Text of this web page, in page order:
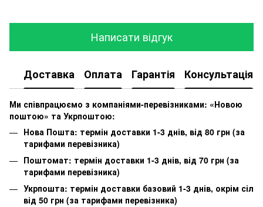
Написати відгук
Доставка Оплата Гарантія Консультація
Ми співпрацюємо з компаніями-перевізниками: «Новою
поштою» та Укрпоштою:
Нова Пошта: термін доставки 1-3 днів, від 80 грн (за
тарифами перевізника)
Поштомат: термін доставки 1-3 днів, від 70 грн (за
тарифами перевізника)
Укрпошта: термін доставки базовий 1-3 днів, окрім сіл
від 50 грн (за тарифами перевізника)